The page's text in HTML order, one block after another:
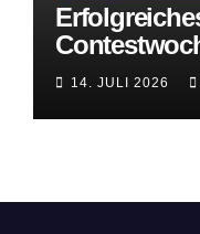
14. JULI 2026